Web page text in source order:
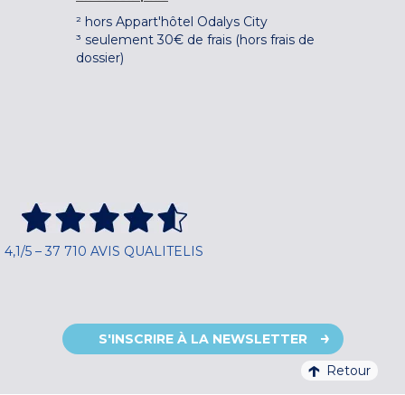
² hors Appart'hôtel Odalys City
³ seulement 30€ de frais (hors frais de
dossier)
4,1/5 – 37 710 AVIS QUALITELIS
S'INSCRIRE À LA NEWSLETTER
Retour